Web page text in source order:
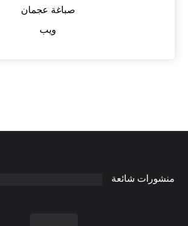
صباغة عجمان
ويب
منشورات شائعة